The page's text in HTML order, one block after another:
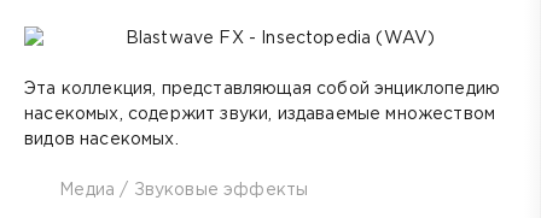
Эта коллекция, представляющая собой энциклопедию
насекомых, содержит звуки, издаваемые множеством
видов насекомых.
Медиа / Звуковые эффекты